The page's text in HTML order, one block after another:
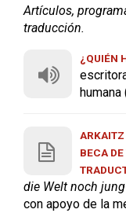
Artículos,
traducción.
¿QUIÉN
ARKAITZ
BECA
die Welt noch
con apoyo de la